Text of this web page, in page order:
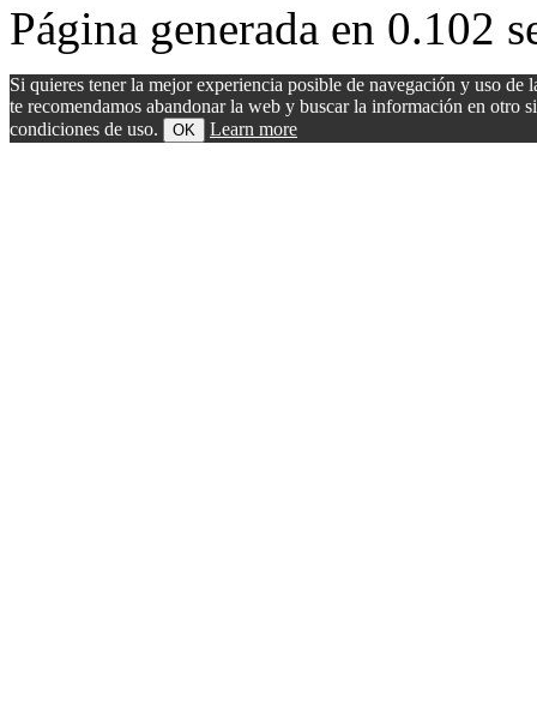
Página generada en 0.102
Si quieres tener la mejor experiencia posible de navegación y uso
te recomendamos abandonar la web y buscar la información en otro
condiciones de uso.
OK Learn more